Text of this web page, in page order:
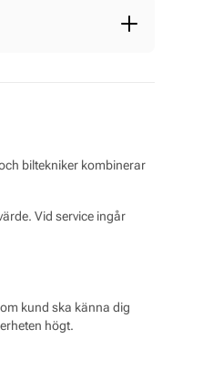
Prisgaranti gäller när
biltekniker kombinerar
Vid service ingår
kund ska känna dig
högt.